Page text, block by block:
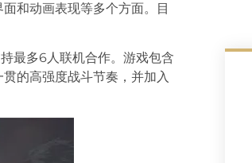
和动画表现等多个方面。目
最多6人联机合作。游戏包含
的高强度战斗节奏，并加入